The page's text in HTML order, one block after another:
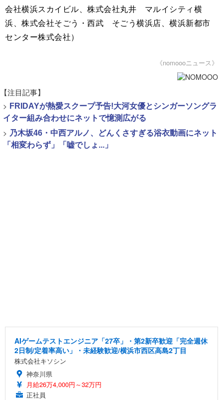
会社横浜スカイビル、株式会社丸井 マルイシティ横
浜、株式会社そごう・西武 そごう横浜店、横浜新都市
センター株式会社）
《nomoooニュース》
【注目記事】
> FRIDAYが熱愛スクープ予告!大河女優とシンガーソングラ
イター組み合わせにネットで憶測広がる
> 乃木坂46・中西アルノ、どんくさすぎる浴衣動画にネット
「相変わらず」「嘘でしょ...」
AIゲームテストエンジニア「27卒」・第2新卒歓迎「完全週休
2日制/定着率高い」・未経験歓迎/横浜市西区高島2丁目
株式会社キソシン
神奈川県
月給26万4,000円～32万円
正社員